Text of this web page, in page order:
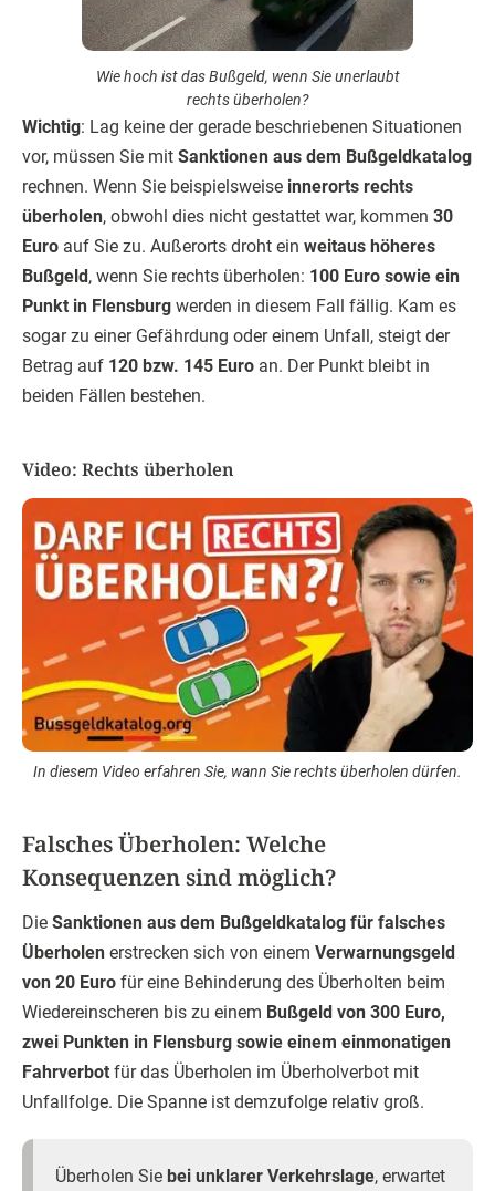
Wie hoch ist das Bußgeld, wenn Sie unerlaubt
rechts überholen?
Wichtig: Lag keine der gerade beschriebenen Situationen
vor, müssen Sie mit Sanktionen aus dem Bußgeldkatalog
rechnen. Wenn Sie beispielsweise innerorts rechts
überholen, obwohl dies nicht gestattet war, kommen 30
Euro auf Sie zu. Außerorts droht ein weitaus höheres
Bußgeld, wenn Sie rechts über­ho­len: 100 Euro sowie ein
Punkt in Flensburg werden in diesem Fall fällig. Kam es
sogar zu einer Gefährdung oder einem Unfall, steigt der
Betrag auf 120 bzw. 145 Euro an. Der Punkt bleibt in
beiden Fällen bestehen.
Video: Rechts überholen
In diesem Video erfahren Sie, wann Sie rechts überholen dürfen.
Falsches Überholen: Welche
Konsequenzen sind möglich?
Die Sanktionen aus dem Bußgeldkatalog für falsches
Überholen erstrecken sich von einem Verwarnungsgeld
von 20 Euro für eine Behinderung des Überholten beim
Wiedereinscheren bis zu einem Bußgeld von 300 Euro,
zwei Punkten in Flensburg sowie einem einmonatigen
Fahrverbot für das Überholen im Überholverbot mit
Unfallfolge. Die Spanne ist demzufolge relativ groß.
Überholen Sie bei unklarer Verkehrslage, erwartet